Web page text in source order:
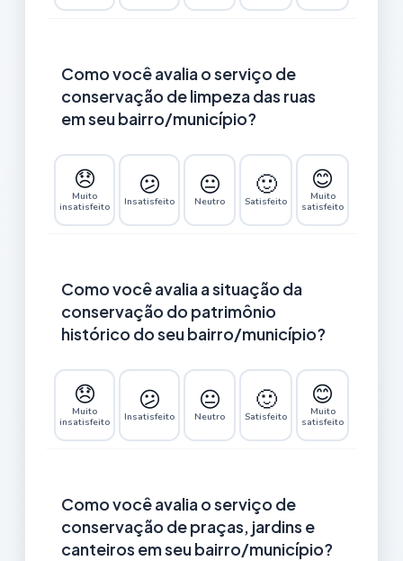
Como você avalia o serviço de
conservação de limpeza das ruas
em seu bairro/município?
😞
Muito
insatisfeito
😕
Insatisfeito
😐
Neutro
🙂
Satisfeito
😊
Muito
satisfeito
Como você avalia a situação da
conservação do patrimônio
histórico do seu bairro/município?
😞
Muito
insatisfeito
😕
Insatisfeito
😐
Neutro
🙂
Satisfeito
😊
Muito
satisfeito
Como você avalia o serviço de
conservação de praças, jardins e
canteiros em seu bairro/município?